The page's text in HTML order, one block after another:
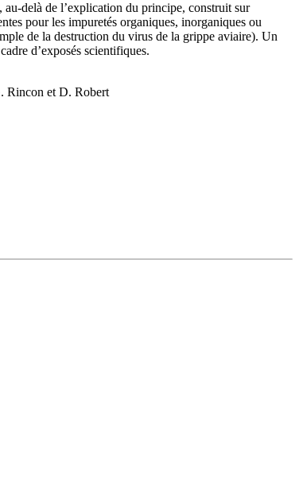
au-delà de l’explication du principe, construit sur
pour les impuretés organiques, inorganiques ou
de la destruction du virus de la grippe aviaire). Un
d’exposés scientifiques.
Rincon et D. Robert